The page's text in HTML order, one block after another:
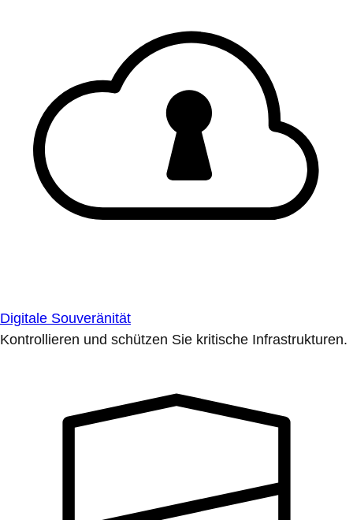
Digitale Souveränität
Kontrollieren und schützen Sie kritische Infrastrukturen.